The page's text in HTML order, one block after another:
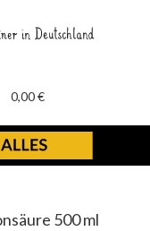
0,00€
500 ml